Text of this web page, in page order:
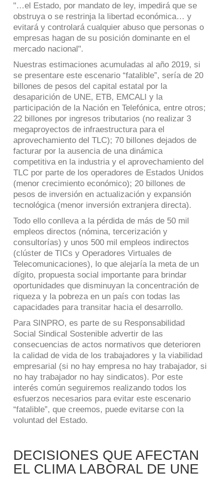
"…el Estado, por mandato de ley, impedirá que se
obstruya o se restrinja la libertad económica… y
evitará y controlará cualquier abuso que personas o
empresas hagan de su posición dominante en el
mercado nacional".
Nuestras estimaciones acumuladas al año 2019, si
se presentare este escenario “fatalible”, sería de 20
billones de pesos del capital estatal por la
desaparición de UNE, ETB, EMCALI y la
participación de la Nación en Telefónica, entre otros;
22 billones por ingresos tributarios (no realizar 3
megaproyectos de infraestructura para el
aprovechamiento del TLC); 70 billones dejados de
facturar por la ausencia de una dinámica
competitiva en la industria y el aprovechamiento del
TLC por parte de los operadores de Estados Unidos
(menor crecimiento económico); 20 billones de
pesos de inversión en actualización y expansión
tecnológica (menor inversión extranjera directa).
Todo ello conlleva a la pérdida de más de 50 mil
empleos directos (nómina, tercerización y
consultorías) y unos 500 mil empleos indirectos
(clúster de TICs y Operadores Virtuales de
Telecomunicaciones), lo que alejaría la meta de un
dígito, propuesta social importante para brindar
oportunidades que disminuyan la concentración de
riqueza y la pobreza en un país con todas las
capacidades para transitar hacia el desarrollo.
Para SINPRO, es parte de su Responsabilidad
Social Sindical Sostenible advertir de las
consecuencias de actos normativos que deterioren
la calidad de vida de los trabajadores y la viabilidad
empresarial (si no hay empresa no hay trabajador, si
no hay trabajador no hay sindicatos). Por este
interés común seguiremos realizando todos los
esfuerzos necesarios para evitar este escenario
“fatalible”, que creemos, puede evitarse con la
voluntad del Estado.
DECISIONES QUE AFECTAN
EL CLIMA LABORAL DE UNE